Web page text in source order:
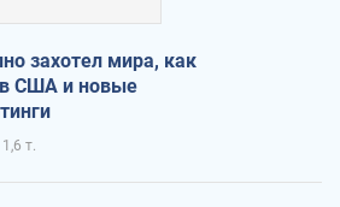
захотел мира, как
в США и новые
1,6 т.